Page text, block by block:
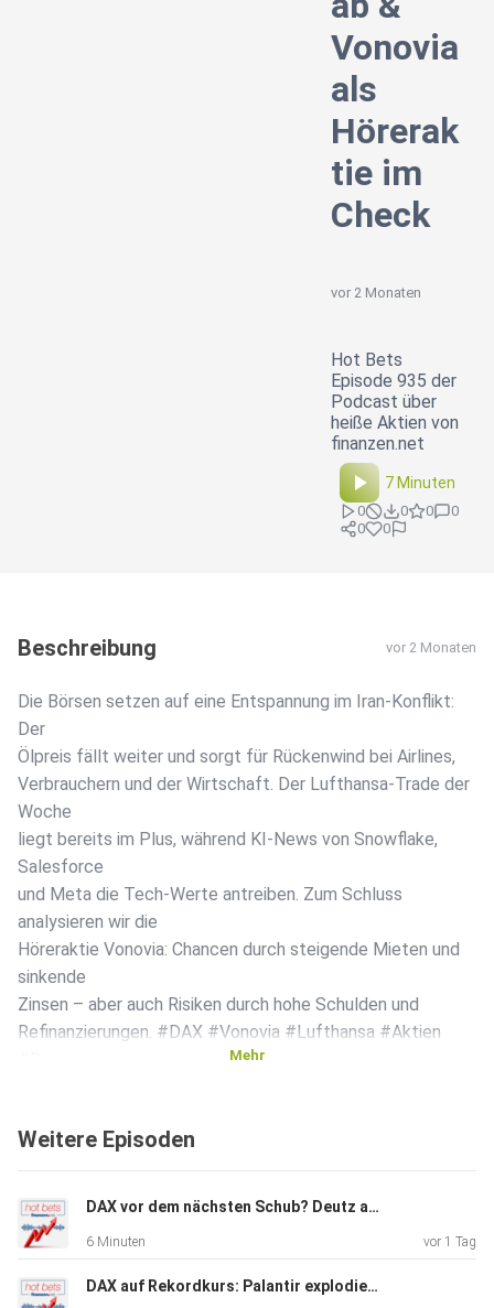
Vonovia
als
Hörerak
tie im
Check
vor 2 Monaten
Hot Bets
Episode 935 der
Podcast über
heiße Aktien von
finanzen.net
7 Minuten
0 0 0
0
0
0
Beschreibung vor 2 Monaten
Die Börsen setzen auf eine Entspannung im Iran-Konflikt:
Der
Ölpreis fällt weiter und sorgt für Rückenwind bei Airlines,
Verbrauchern und der Wirtschaft. Der Lufthansa-Trade der
Woche
liegt bereits im Plus, während KI-News von Snowflake,
Salesforce
und Meta die Tech-Werte antreiben. Zum Schluss
analysieren wir die
Höreraktie Vonovia: Chancen durch steigende Mieten und
sinkende
Zinsen – aber auch Risiken durch hohe Schulden und
Refinanzierungen. #DAX #Vonovia #Lufthansa #Aktien
#Investieren
Mehr
Weitere Episoden
DAX vor dem nächsten Schub? Deutz als neuer Rüstungs-Profiteur | Rheinmetall, Telekom & Gold im Fokus
6 Minuten vor 1 Tag
DAX auf Rekordkurs: Palantir explodiert, SpaceX vor den Zahlen & Gold vor dem nächsten Ausbruch?